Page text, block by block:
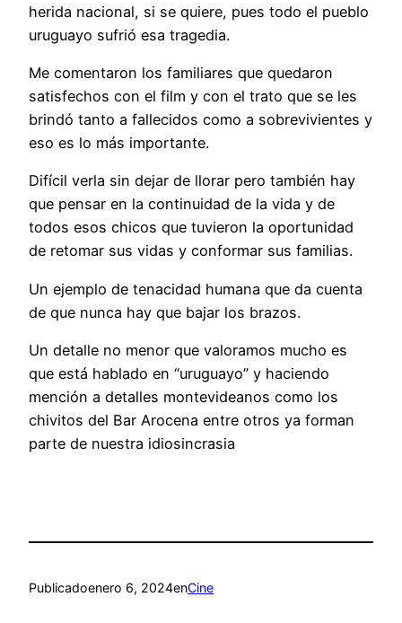
herida nacional, si se quiere, pues todo el pueblo
uruguayo sufrió esa tragedia.
Me comentaron los familiares que quedaron
satisfechos con el film y con el trato que se les
brindó tanto a fallecidos como a sobrevivientes y
eso es lo más importante.
Difícil verla sin dejar de llorar pero también hay
que pensar en la continuidad de la vida y de
todos esos chicos que tuvieron la oportunidad
de retomar sus vidas y conformar sus familias.
Un ejemplo de tenacidad humana que da cuenta
de que nunca hay que bajar los brazos.
Un detalle no menor que valoramos mucho es
que está hablado en “uruguayo” y haciendo
mención a detalles montevideanos como los
chivitos del Bar Arocena entre otros ya forman
parte de nuestra idiosincrasia
Publicadoenero 6, 2024enCine